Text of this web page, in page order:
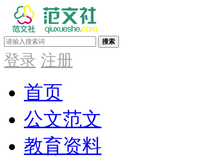
搜索
登录 注册
首页
公文范文
教育资料